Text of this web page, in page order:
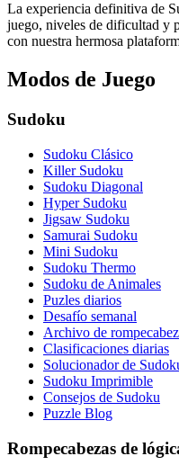
La experiencia definitiva de
juego, niveles de dificultad y
con nuestra hermosa
Modos de Juego
Sudoku
Sudoku Clásico
Killer Sudoku
Sudoku Diagonal
Hyper Sudoku
Jigsaw Sudoku
Samurai Sudoku
Mini Sudoku
Sudoku Thermo
Sudoku de Animales
Puzles diarios
Desafío semanal
Archivo de
Clasificaciones diarias
Solucionador de
Sudoku Imprimible
Consejos de Sudoku
Puzzle Blog
Rompecabezas de